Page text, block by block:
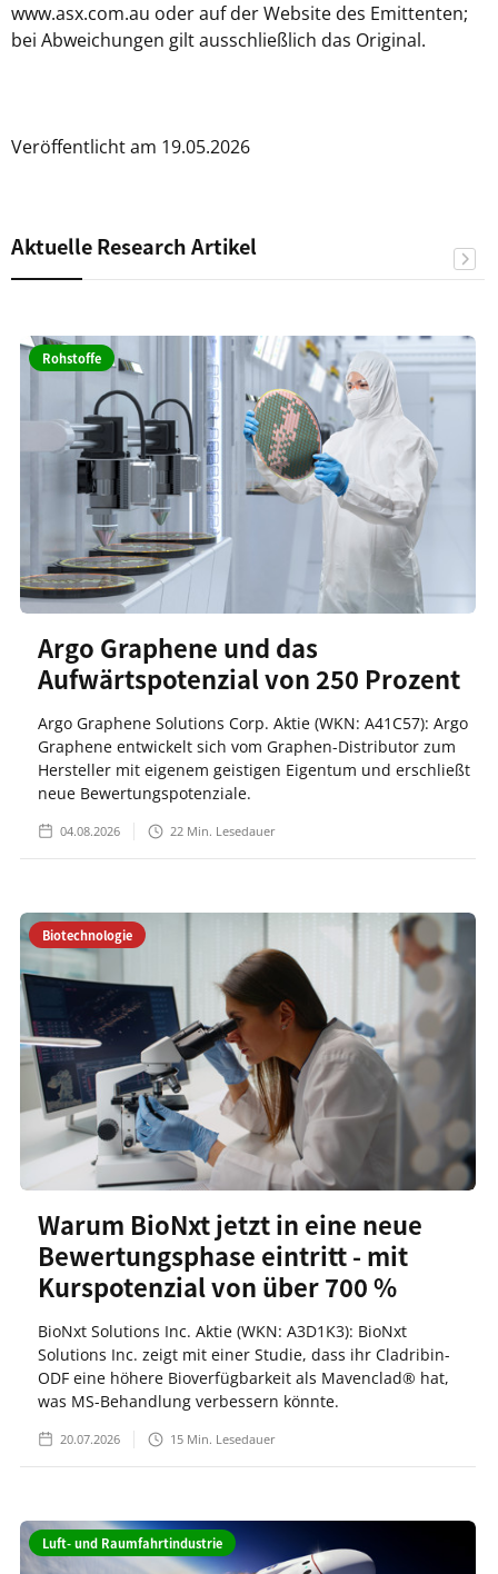
www.asx.com.au oder auf der Website des Emittenten;
bei Abweichungen gilt ausschließlich das Original.
Veröffentlicht am 19.05.2026
Aktuelle Research Artikel
Rohstoffe
Argo Graphene und das
Aufwärtspotenzial von 250 Prozent
Argo Graphene Solutions Corp. Aktie (WKN: A41C57): Argo
Graphene entwickelt sich vom Graphen-Distributor zum
Hersteller mit eigenem geistigen Eigentum und erschließt
neue Bewertungspotenziale.
04.08.2026 22 Min. Lesedauer
Biotechnologie
Warum BioNxt jetzt in eine neue
Bewertungsphase eintritt - mit
Kurspotenzial von über 700 %
BioNxt Solutions Inc. Aktie (WKN: A3D1K3): BioNxt
Solutions Inc. zeigt mit einer Studie, dass ihr Cladribin-
ODF eine höhere Bioverfügbarkeit als Mavenclad® hat,
was MS-Behandlung verbessern könnte.
20.07.2026 15 Min. Lesedauer
Luft- und Raumfahrtindustrie